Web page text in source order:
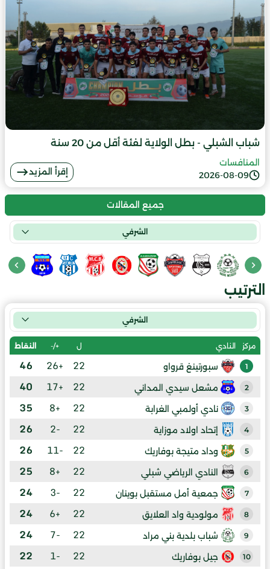
شباب الشبلي - بطل الولاية لفئة أقل من 20 سنة
2026-08-09
المنافسات
إقرأ المزيد
جميع المقالات
الشرفي
الترتيب
الشرفي
مركز النادي ل +/- النقاط
1 سبورتينغ قرواو 22
+26
46
2 مشعل سيدي المداني 22
+17
40
3 نادي أولمبي الغرابة 22
+8
35
4 إتحاد اولاد موزاية 22
-2
26
5 وداد متيجة بوفاريك 22
-11
26
6 النادي الرياضي شبلي 22
+8
25
7 جمعية أمل مستقبل بوينان 22
-3
24
8 مولودية واد العلايق 22
+6
24
9 شباب بلدية بني مراد 22
-7
24
10 جيل بوفاريك 22
-1
22